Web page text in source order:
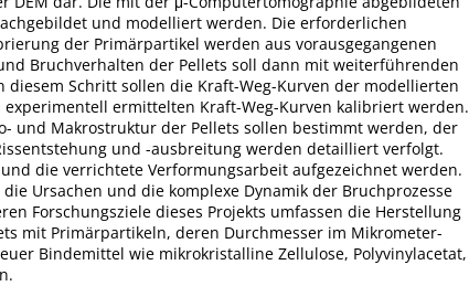
und modelliert werden. Die erforderlichen
der Primärpartikel werden aus vorausgegangenen
Bruchverhalten der Pellets soll dann mit weiterführenden
Schritt sollen die Kraft-Weg-Kurven der modellierten
ermittelten Kraft-Weg-Kurven kalibriert werden.
und Makrostruktur der Pellets sollen bestimmt werden, der
und -ausbreitung werden detailliert verfolgt.
die verrichtete Verformungsarbeit aufgezeichnet werden.
Ursachen und die komplexe Dynamik der Bruchprozesse
Forschungsziele dieses Projekts umfassen die Herstellung
mit Primärpartikeln, deren Durchmesser im Mikrometer-
Bindemittel wie mikrokristalline Zellulose, Polyvinylacetat,